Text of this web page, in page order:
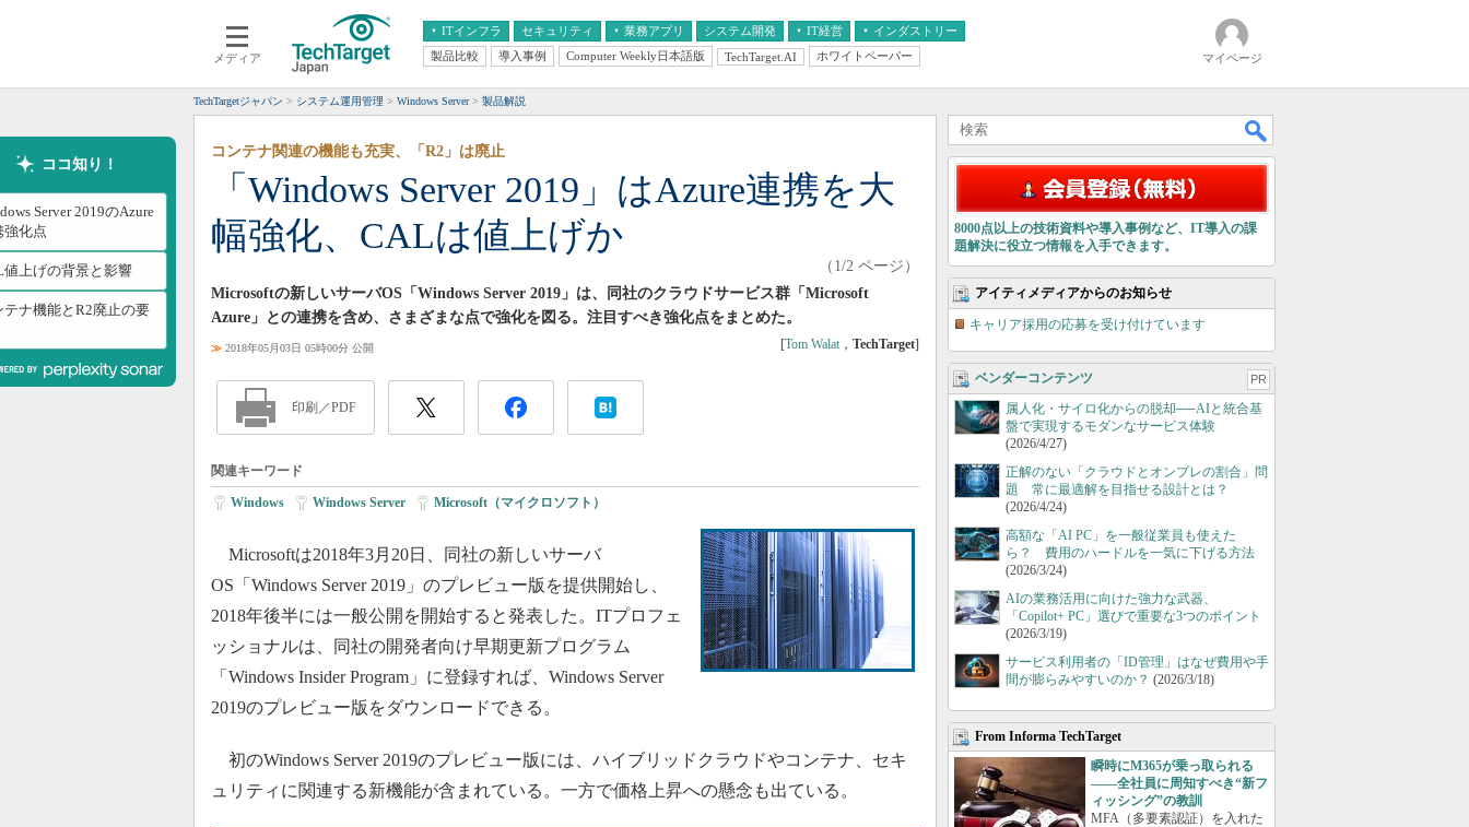
メディア
ITインフラ
クラウド
スマートモバイル
ネットワーク
システム運用管理
セキュリティ 業務アプリ
エンタープライズAI
ERP
CX
情報系システム
システム開発 IT経営
経営とIT
インダストリー
医療IT
製品比較 導入事例 Computer Weekly日本語版 TechTarget.AI ホワイトペーパー マイページ
TechTargetジャパン システム運用管理 Windows Server 製品解説
ココ知り！
Server 2019のAzure
強化点
値上げの背景と影響
テナ機能とR2廃止の要
「Windows Server 2019」はAzure連携を大
幅強化、CALは値上げか
コンテナ関連の機能も充実、「R2」は廃止
（1/2 ページ）
Microsoftの新しいサーバOS「Windows Server 2019」は、同社のクラウドサービス群「Microsoft
Azure」との連携を含め、さまざまな点で強化を図る。注目すべき強化点をまとめた。
≫ 2018年05月03日 05時00分 公開 [Tom Walat ， TechTarget]
印刷／PDF
関連キーワード
Windows Windows Server Microsoft（マイクロソフト）
Microsoftは2018年3月20日、同社の新しいサーバ
OS「Windows Server 2019」のプレビュー版を提供開始し、
2018年後半には一般公開を開始すると発表した。ITプロフェ
ッショナルは、同社の開発者向け早期更新プログラム
「Windows Insider Program」に登録すれば、Windows Server
2019のプレビュー版をダウンロードできる。
初のWindows Server 2019のプレビュー版には、ハイブリッドクラウドやコンテナ、セキ
ュリティに関連する新機能が含まれている。一方で価格上昇への懸念も出ている。
8000点以上の技術資料や導入事例など、IT導入の課
題解決に役立つ情報を入手できます。
アイティメディアからのお知らせ
キャリア採用の応募を受け付けています
ベンダーコンテンツ PR
属人化・サイロ化からの脱却──AIと統合基
盤で実現するモダンなサービス体験
(2026/4/27)
正解のない「クラウドとオンプレの割合」問
題 常に最適解を目指せる設計とは？
(2026/4/24)
高額な「AI PC」を一般従業員も使えた
ら？ 費用のハードルを一気に下げる方法
(2026/3/24)
AIの業務活用に向けた強力な武器、
「Copilot+ PC」選びで重要な3つのポイント
(2026/3/19)
サービス利用者の「ID管理」はなぜ費用や手
間が膨らみやすいのか？ (2026/3/18)
From Informa TechTarget
瞬時にM365が乗っ取られる
――全社員に周知すべき“新フ
ィッシング”の教訓
MFA（多要素認証）を入れた